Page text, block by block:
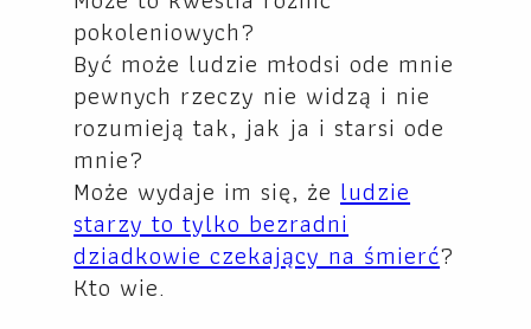
pokoleniowych?
Być może ludzie młodsi ode mnie
pewnych rzeczy nie widzą i nie
rozumieją tak, jak ja i starsi ode
mnie?
Może wydaje im się, że ludzie
starzy to tylko bezradni
dziadkowie czekający na śmierć?
Kto wie.